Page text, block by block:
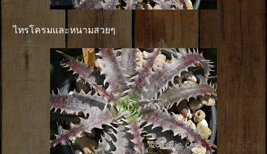
ไทรโครมและหนามสวยๆ